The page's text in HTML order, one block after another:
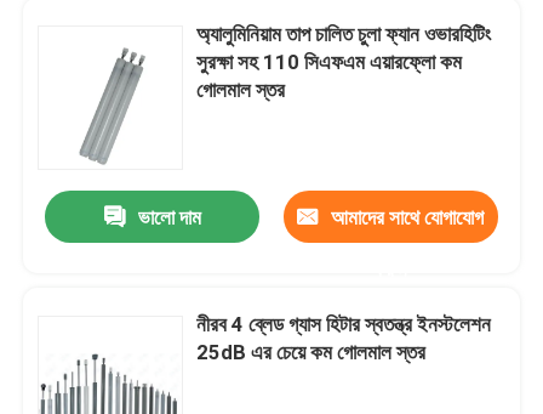
অ্যালুমিনিয়াম তাপ চালিত চুলা ফ্যান ওভারহিটিং
সুরক্ষা সহ 110 সিএফএম এয়ারফ্লো কম
গোলমাল স্তর
ভালো দাম আমাদের সাথে যোগাযোগ
নীরব 4 ব্লেড গ্যাস হিটার স্বতন্ত্র ইনস্টলেশন
25dB এর চেয়ে কম গোলমাল স্তর